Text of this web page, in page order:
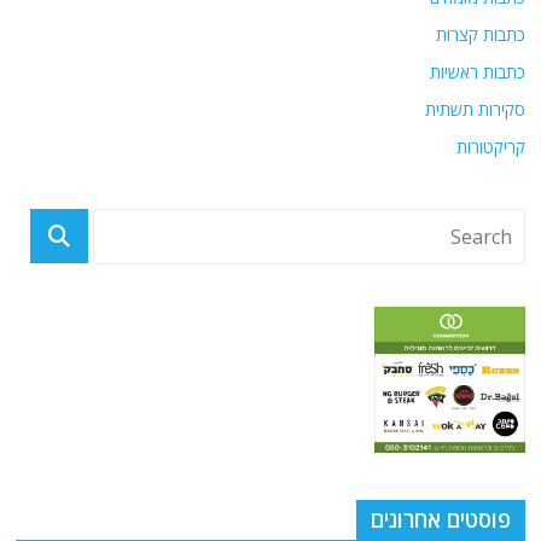
קצרות
ראשיות
תשתית
אחרונים